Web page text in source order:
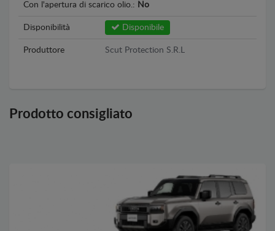
Con l'apertura di scarico olio.: No
Disponibilità Disponibile
Produttore Scut Protection S.R.L
Prodotto consigliato